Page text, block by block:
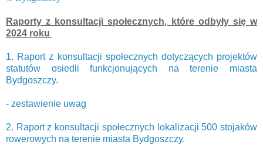
Raporty z konsultacji społecznych, które odbyły się w
2024 roku
1. Raport z konsultacji społecznych dotyczących projektów
statutów osiedli funkcjonujących na terenie miasta
Bydgoszczy.
- zestawienie uwag
2. Raport z konsultacji społecznych lokalizacji 500 stojaków
rowerowych na terenie miasta Bydgoszczy.